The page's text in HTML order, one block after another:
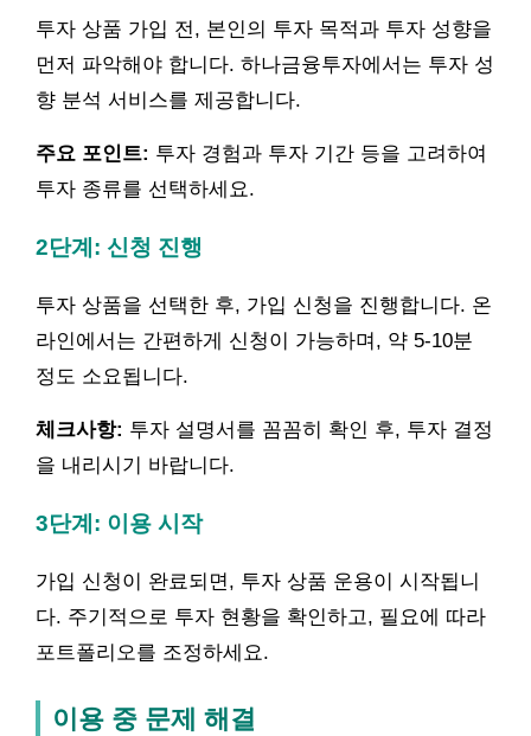
투자 상품 가입 전, 본인의 투자 목적과 투자 성향을
먼저 파악해야 합니다. 하나금융투자에서는 투자 성
향 분석 서비스를 제공합니다.
주요 포인트: 투자 경험과 투자 기간 등을 고려하여
투자 종류를 선택하세요.
2단계: 신청 진행
투자 상품을 선택한 후, 가입 신청을 진행합니다. 온
라인에서는 간편하게 신청이 가능하며, 약 5-10분
정도 소요됩니다.
체크사항: 투자 설명서를 꼼꼼히 확인 후, 투자 결정
을 내리시기 바랍니다.
3단계: 이용 시작
가입 신청이 완료되면, 투자 상품 운용이 시작됩니
다. 주기적으로 투자 현황을 확인하고, 필요에 따라
포트폴리오를 조정하세요.
이용 중 문제 해결